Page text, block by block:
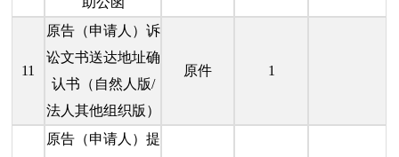
11
原告（申请人）诉
讼文书送达地址确
认书（自然人版/
法人其他组织版）
原件 1
原告（申请人）提